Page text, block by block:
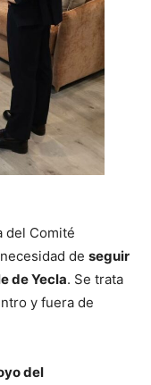
del Comité
de seguir
de Yecla. Se trata
y fuera de
del